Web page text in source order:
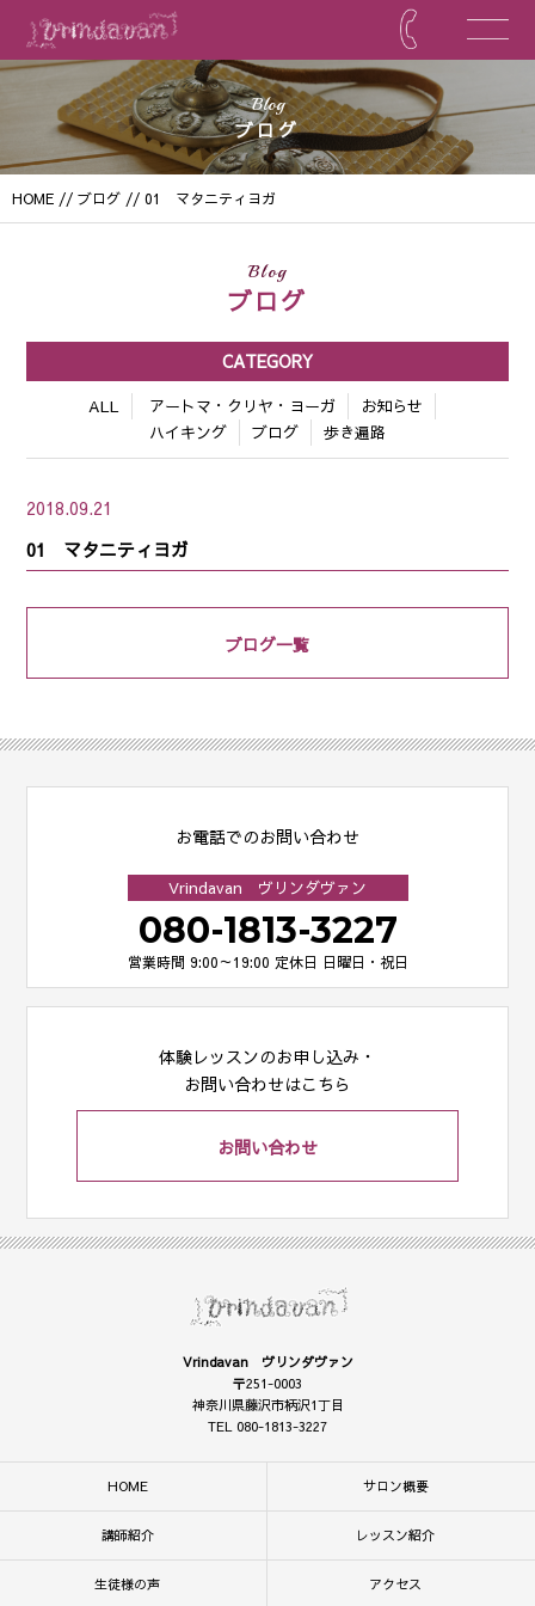
Blog
ブログ
HOME // ブログ // 01 マタニティヨガ
Blog
ブログ
CATEGORY
ALL アートマ・クリヤ・ヨーガ
お知らせ
ハイキング
ブログ 歩き遍路
2018.09.21
01 マタニティヨガ
ブログ一覧
お電話でのお問い合わせ
Vrindavan ヴリンダヴァン
080-1813-3227
営業時間 9:00～19:00 定休日 日曜日・祝日
体験レッスンのお申し込み・
お問い合わせはこちら
お問い合わせ
Vrindavan ヴリンダヴァン
〒251-0003
神奈川県藤沢市柄沢1丁目
TEL 080-1813-3227
HOME サロン概要
講師紹介 レッスン紹介
生徒様の声 アクセス